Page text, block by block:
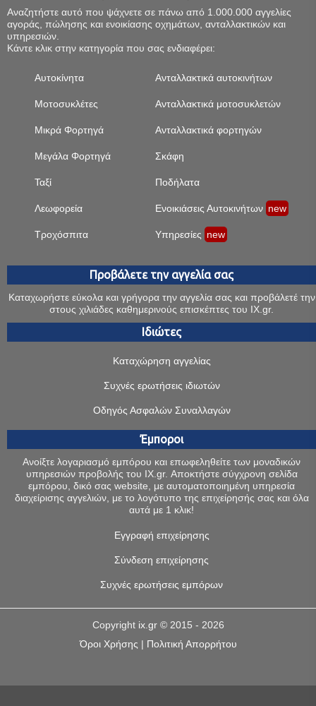
Αναζητήστε αυτό που ψάχνετε σε πάνω από 1.000.000 αγγελίες
αγοράς, πώλησης και ενοικίασης οχημάτων, ανταλλακτικών και
υπηρεσιών.
Κάντε κλικ στην κατηγορία που σας ενδιαφέρει:
Αυτοκίνητα
Μοτοσυκλέτες
Μικρά Φορτηγά
Μεγάλα Φορτηγά
Ταξί
Λεωφορεία
Τροχόσπιτα
Ανταλλακτικά αυτοκινήτων
Ανταλλακτικά μοτοσυκλετών
Ανταλλακτικά φορτηγών
Σκάφη
Ποδήλατα
Ενοικιάσεις Αυτοκινήτων new
Υπηρεσίες new
Προβάλετε την αγγελία σας
Καταχωρήστε εύκολα και γρήγορα την αγγελία σας και προβάλετέ την
στους χιλιάδες καθημερινούς επισκέπτες του IX.gr.
Ιδιώτες
Καταχώρηση αγγελίας
Συχνές ερωτήσεις ιδιωτών
Οδηγός Ασφαλών Συναλλαγών
Έμποροι
Ανοίξτε λογαριασμό εμπόρου και επωφεληθείτε των μοναδικών
υπηρεσιών προβολής του IX.gr. Αποκτήστε σύγχρονη σελίδα
εμπόρου, δικό σας website, με αυτοματοποιημένη υπηρεσία
διαχείρισης αγγελιών, με το λογότυπο της επιχείρησής σας και όλα
αυτά με 1 κλικ!
Εγγραφή επιχείρησης
Σύνδεση επιχείρησης
Συχνές ερωτήσεις εμπόρων
Copyright ix.gr© 2015 - 2026
Όροι Χρήσης | Πολιτική Απορρήτου